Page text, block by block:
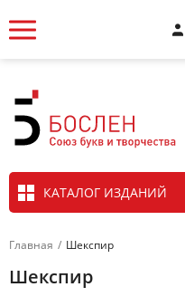
КАТАЛОГ ИЗДАНИЙ
Главная / Шекспир
Шекспир